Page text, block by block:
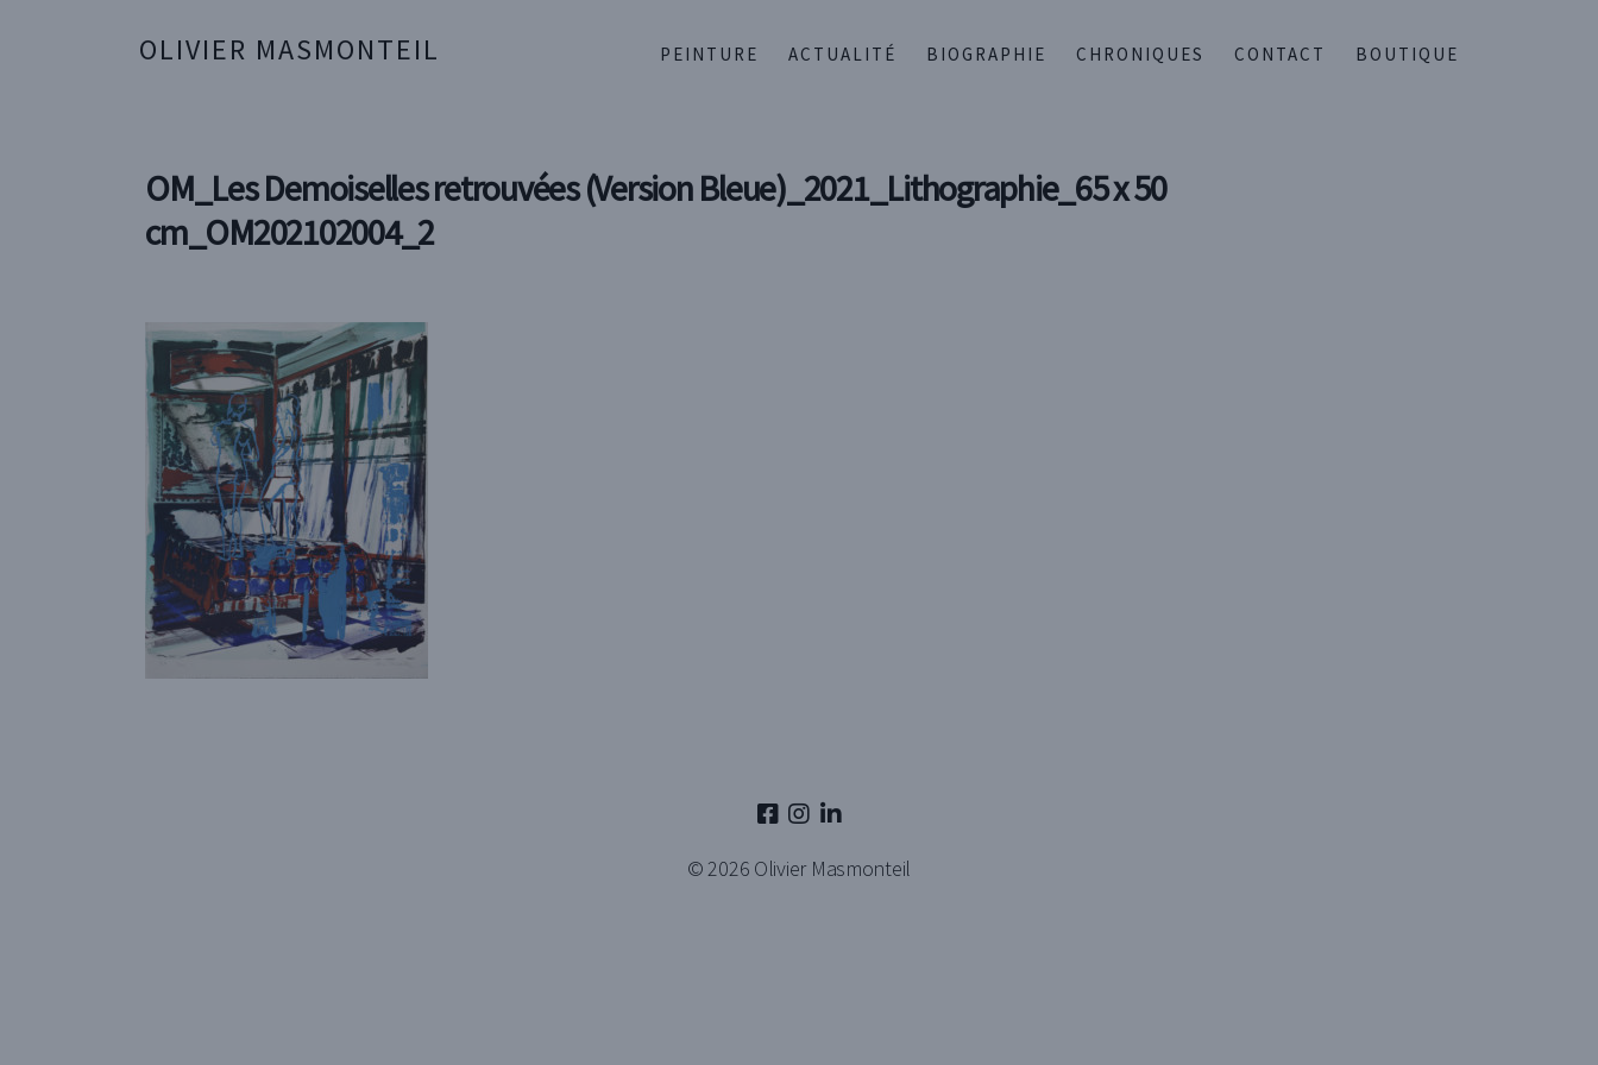
OLIVIER MASMONTEIL PEINTURE ACTUALITÉ BIOGRAPHIE CHRONIQUES CONTACT BOUTIQUE
OM_Les Demoiselles retrouvées (Version Bleue)_2021_Lithographie_65 x 50
cm_OM202102004_2
© 2026 Olivier Masmonteil